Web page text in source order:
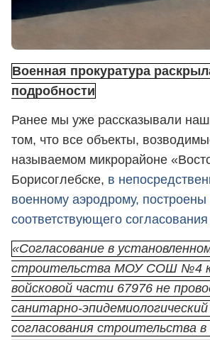
Военная прокуратура
подробности
Ранее мы уже рассказывали
том, что все объекты,
называемом микрорайоне
Борисоглебске, в
военному аэродрому, построены
соответствующего согласования
«Согласование в
строительства МОУ СОШ №4
войсковой части 67976 не
санитарно-
согласования строительства в